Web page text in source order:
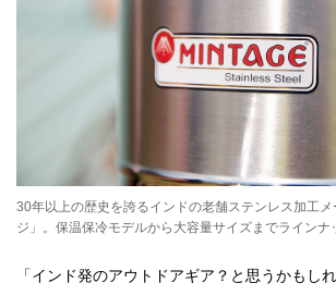
30年以上の歴史を誇るインドの老舗ステンレス加工
ジ」。保温保冷モデルから大容量サイズまでラインナ
「インド発のアウトドアギア？と思うかもし